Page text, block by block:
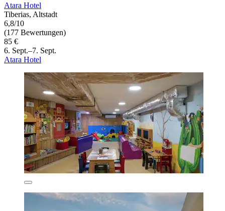
Atara Hotel
Tiberias, Altstadt
6,8/10
(177 Bewertungen)
85 €
6. Sept.–7. Sept.
Atara Hotel